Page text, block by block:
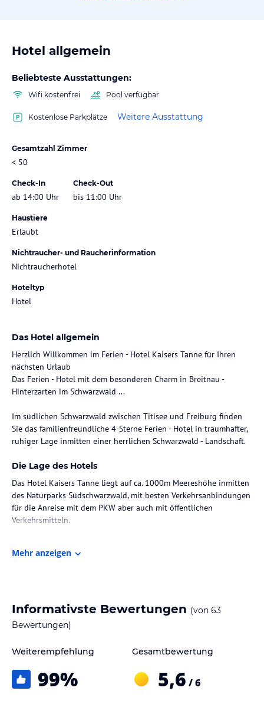
Hotel allgemein
Beliebteste Ausstattungen:
Wifi kostenfrei Pool verfügbar
Kostenlose Parkplätze Weitere Ausstattung
Gesamtzahl Zimmer
< 50
Check-In
ab 14:00 Uhr
Check-Out
bis 11:00 Uhr
Haustiere
Erlaubt
Nichtraucher- und Raucherinformation
Nichtraucherhotel
Hoteltyp
Hotel
Das Hotel allgemein
Herzlich Willkommen im Ferien - Hotel Kaisers Tanne für Ihren
nächsten Urlaub
Das Ferien - Hotel mit dem besonderen Charm in Breitnau -
Hinterzarten im Schwarzwald ...
Im südlichen Schwarzwald zwischen Titisee und Freiburg finden
Sie das familienfreundliche 4-Sterne Ferien - Hotel in traumhafter,
ruhiger Lage inmitten einer herrlichen Schwarzwald - Landschaft.
Die Lage des Hotels
Das Hotel Kaisers Tanne liegt auf ca. 1000m Meereshöhe inmitten
des Naturparks Südschwarzwald, mit besten Verkehrsanbindungen
für die Anreise mit dem PKW aber auch mit öffentlichen
Verkehrsmitteln.
Hotel. Breitnau - Hinterzarten ist ein ideales Gebiet für Wanderer,
unerschöpflich.
Zimmer / Unterbringung im Hotel
Typ „Weißtannenblick“
mit jeglichen Komfort ausgestattet. Edle Stoffe, warme Farben und
ein gemütliches Interieure erwarten Sie. Ihr Wohlfühlzuhause ist
Mehr anzeigen
Informativste Bewertungen (von 63
Bewertungen)
Weiterempfehlung
99%
Gesamtbewertung
5,6 / 6